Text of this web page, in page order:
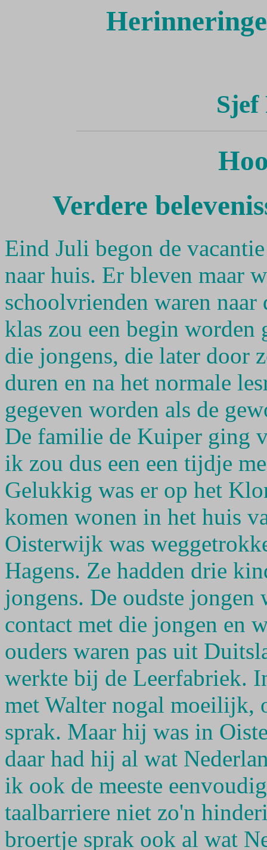
Sjef
Verdere
Eind Juli begon de
naar huis. Er bleven maar
schoolvrienden waren naar
klas zou een begin worden
die jongens, die later door
duren en na het normale
gegeven worden als de
De familie de Kuiper ging
ik zou dus een een tijdje
Gelukkig was er op het
komen wonen in het huis
Oisterwijk was
Hagens. Ze hadden drie
jongens. De oudste
contact met die jongen en
ouders waren pas uit
werkte bij de Leerfabriek.
met Walter nogal moeilijk,
sprak. Maar hij was in
daar had hij al wat
ik ook de meeste
taalbarriere niet zo'n
broertje sprak ook al wat